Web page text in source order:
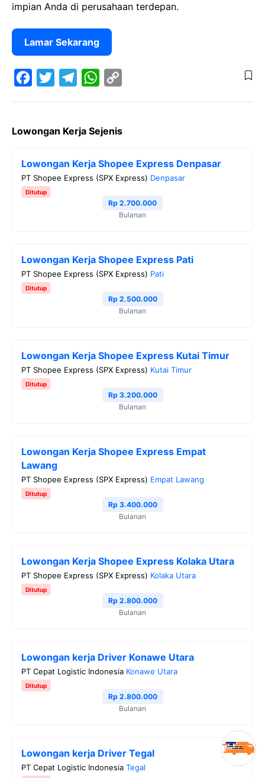
impian Anda di perusahaan terdepan.
Lamar Sekarang
c
i
t
e
r
l
g
r
a
s
A
p
L
i
n
Lowongan Kerja Sejenis
Lowongan Kerja Shopee Express Denpasar
PT Shopee Express (SPX Express) Denpasar
Ditutup
Rp 2.700.000
Bulanan
Lowongan Kerja Shopee Express Pati
PT Shopee Express (SPX Express) Pati
Ditutup
Rp 2.500.000
Bulanan
Lowongan Kerja Shopee Express Kutai Timur
PT Shopee Express (SPX Express) Kutai Timur
Ditutup
Rp 3.200.000
Bulanan
Lowongan Kerja Shopee Express Empat
Lawang
PT Shopee Express (SPX Express) Empat Lawang
Ditutup
Rp 3.400.000
Bulanan
Lowongan Kerja Shopee Express Kolaka Utara
PT Shopee Express (SPX Express) Kolaka Utara
Ditutup
Rp 2.800.000
Bulanan
Lowongan kerja Driver Konawe Utara
PT Cepat Logistic Indonesia Konawe Utara
Ditutup
Rp 2.800.000
Bulanan
Lowongan kerja Driver Tegal
PT Cepat Logistic Indonesia Tegal